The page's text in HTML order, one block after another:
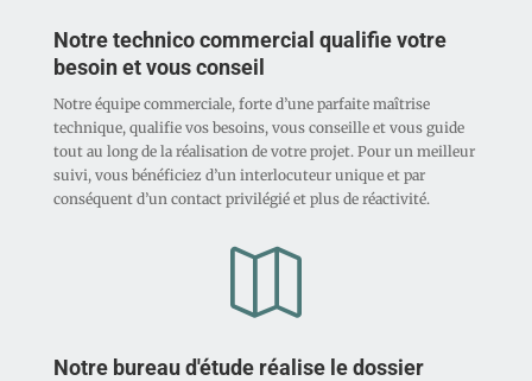
Notre technico commercial qualifie votre
besoin et vous conseil
Notre équipe commerciale, forte d’une parfaite maîtrise
technique, qualifie vos besoins, vous conseille et vous guide
tout au long de la réalisation de votre projet. Pour un meilleur
suivi, vous bénéficiez d’un interlocuteur unique et par
conséquent d’un contact privilégié et plus de réactivité.

Notre bureau d'étude réalise le dossier